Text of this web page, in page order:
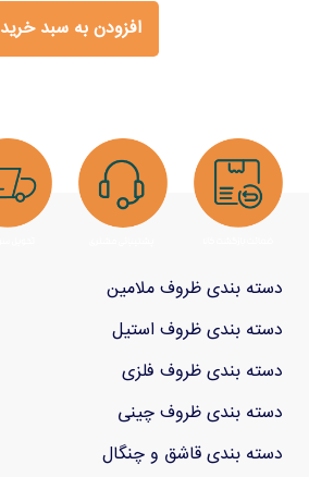
افزودن به سبد خرید
دسته بندی ظروف ملامین
دسته بندی ظروف استیل
دسته بندی ظروف فلزی
دسته بندی ظروف چینی
دسته بندی قاشق و چنگال